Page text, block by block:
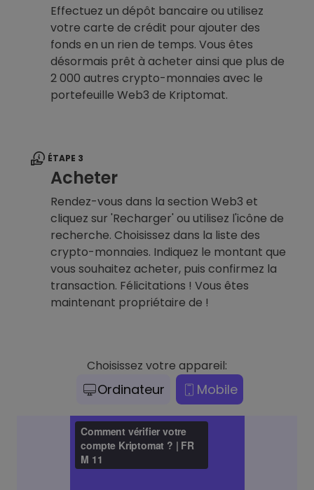
Effectuez un dépôt bancaire ou utilisez
votre carte de crédit pour ajouter des
fonds en un rien de temps. Vous êtes
désormais prêt à acheter ainsi que plus de
2 000 autres crypto-monnaies avec le
portefeuille Web3 de Kriptomat.
ÉTAPE 3
Acheter
Rendez-vous dans la section Web3 et
cliquez sur 'Recharger' ou utilisez l'icône de
recherche. Choisissez dans la liste des
crypto-monnaies. Indiquez le montant que
vous souhaitez acheter, puis confirmez la
transaction. Félicitations ! Vous êtes
maintenant propriétaire de !
Choisissez votre appareil:
Ordinateur Mobile